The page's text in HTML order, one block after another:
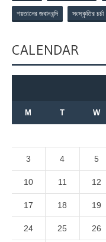
শয়তানের জবানবন্দি সংস্কৃতির চর্চা
CALENDAR
M T W
3 4 5
10 11 12
17 18 19
24 25 26